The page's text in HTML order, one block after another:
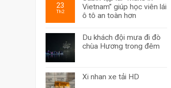
23
Th2
Vietnam” giúp học viên lái
ô tô an toàn hơn
Du khách đội mưa đi đò
chùa Hương trong đêm
Xi nhan xe tải HD